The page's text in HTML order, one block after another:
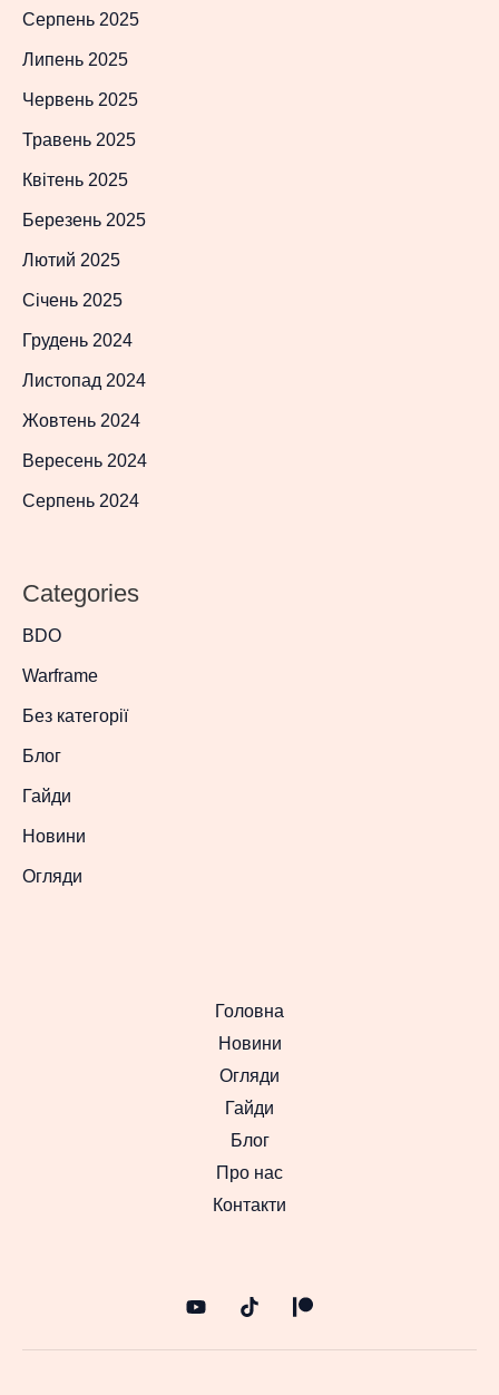
Серпень 2025
Липень 2025
Червень 2025
Травень 2025
Квітень 2025
Березень 2025
Лютий 2025
Січень 2025
Грудень 2024
Листопад 2024
Жовтень 2024
Вересень 2024
Серпень 2024
Categories
BDO
Warframe
Без категорії
Блог
Гайди
Новини
Огляди
Головна
Новини
Огляди
Гайди
Блог
Про нас
Контакти